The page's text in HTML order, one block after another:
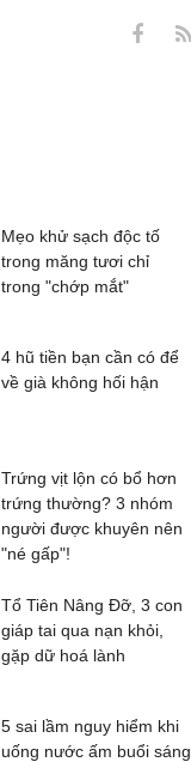
Mẹo khử sạch độc tố
trong măng tươi chỉ
trong "chớp mắt"
4 hũ tiền bạn cần có để
về già không hối hận
Trứng vịt lộn có bổ hơn
trứng thường? 3 nhóm
người được khuyên nên
"né gấp"!
Tổ Tiên Nâng Đỡ, 3 con
giáp tai qua nạn khỏi,
gặp dữ hoá lành
5 sai lầm nguy hiểm khi
uống nước ấm buổi sáng